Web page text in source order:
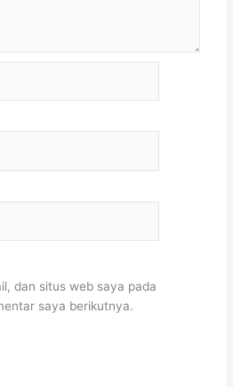
dan situs web saya pada
saya berikutnya.